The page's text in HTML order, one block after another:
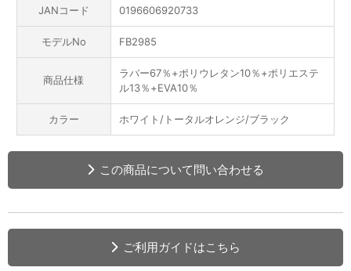
JANコード 0196606920733
モデルNo FB2985
商品仕様
ラバー67％+ポリウレタン10％+ポリエステ
ル13％+EVA10％
カラー ホワイト/トータルオレンジ/ブラック
この商品について問い合わせる
ご利用ガイドはこちら